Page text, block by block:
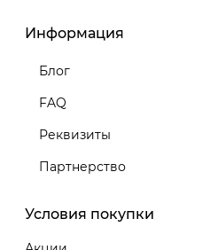
Информация
Блог
FAQ
Реквизиты
Партнерство
Условия покупки